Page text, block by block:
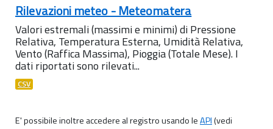
Rilevazioni meteo - Meteomatera
Valori estremali (massimi e minimi) di Pressione
Relativa, Temperatura Esterna, Umidità Relativa,
Vento (Raffica Massima), Pioggia (Totale Mese). I
dati riportati sono rilevati...
CSV
E' possibile inoltre accedere al registro usando leAPI(vedi